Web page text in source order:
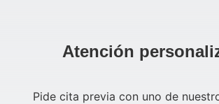
Atención
Pide cita previa con uno de